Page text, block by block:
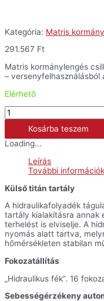
Kategória: Matris
291.567 Ft
Matris kormánylengés
–
Elérhető
Matris
kormánylengés
csillapító
SDR
-
Monster
´20
Kosárba teszem
Loading...
Leírás
További információk
Külső titán tartály
A hidraulikafolyadék
tartály kialakításra annak
terhelést is elviselje. A
nyomás alatt tartva,
hőmérsékleten stabilan
Fokozatállítás
„Hidraulikus fék”. 16
Sebességérzékeny